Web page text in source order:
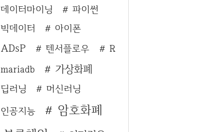
데이터마이닝
파이썬
빅데이터
아이폰
ADsP 텐서플로우
R
mariadb
가상화폐
딥러닝
머신러닝
인공지능
암호화폐